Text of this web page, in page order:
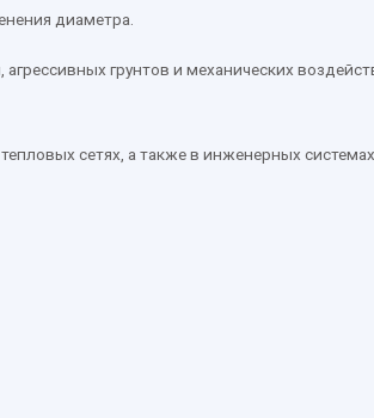
диаметра.
грунтов и механических
сетях, а также в инженерных